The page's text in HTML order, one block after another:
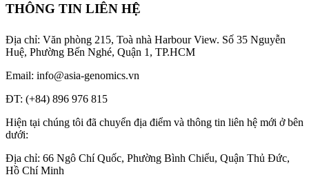
THÔNG TIN LIÊN HỆ
Địa chỉ: Văn phòng 215, Toà nhà Harbour View. Số 35 Nguyễn
Huệ, Phường Bến Nghé, Quận 1, TP.HCM
Email: info@asia-genomics.vn
ĐT: (+84) 896 976 815
Hiện tại chúng tôi đã chuyển địa điểm và thông tin liên hệ mới ở bên
dưới:
Địa chỉ: 66 Ngô Chí Quốc, Phường Bình Chiểu, Quận Thủ Đức,
Hồ Chí Minh